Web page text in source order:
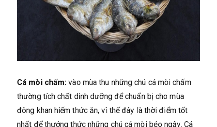
Cá mòi chấm:vào mùa thu những chú cá mòi chấm
thường tích chất dinh dưỡng để chuẩn bị cho mùa
đông khan hiếm thức ăn, vì thế đây là thời điểm tốt
nhất để thưởng thức những chú cá mòi béo ngậy. Cá